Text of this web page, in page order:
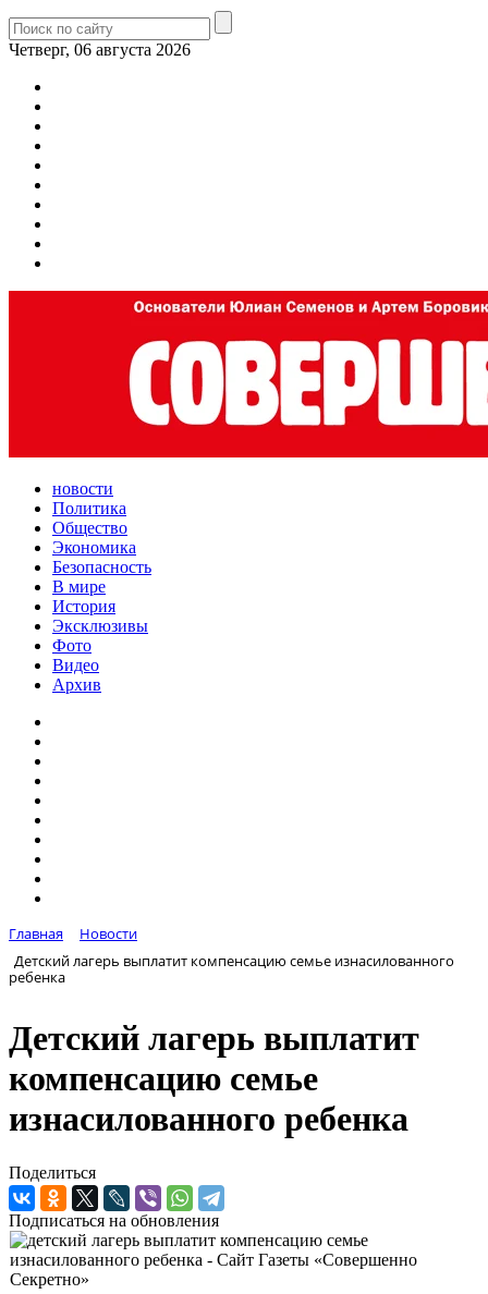
Четверг, 06 августа 2026
новости
Политика
Общество
Экономика
Безопасность
В мире
История
Эксклюзивы
Фото
Видео
Архив
Главная
Новости
Детский лагерь выплатит компенсацию семье изнасилованного
ребенка
Детский лагерь выплатит
компенсацию семье
изнасилованного ребенка
Поделиться
Подписаться на обновления